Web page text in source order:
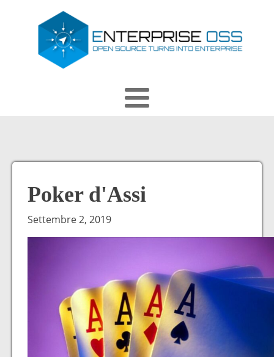
Poker d'Assi
Settembre 2, 2019